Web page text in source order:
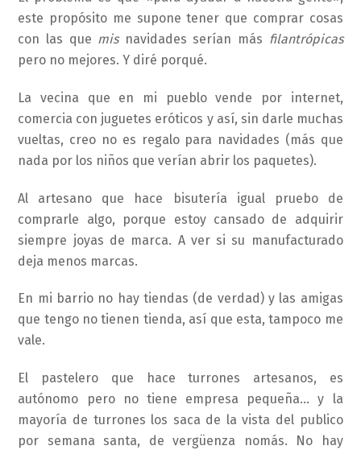
este propósito me supone tener que comprar cosas
con las que misnavidades serían más filantrópicas
pero no mejores. Y diré porqué.
La vecina que en mi pueblo vende por internet,
comercia con juguetes eróticos y así, sin darle muchas
vueltas, creo no es regalo para navidades (más que
nada por los niños que verían abrir los paquetes).
Al artesano que hace bisutería igual pruebo de
comprarle algo, porque estoy cansado de adquirir
siempre joyas de marca. A ver si su manufacturado
deja menos marcas.
En mi barrio no hay tiendas (de verdad) y las amigas
que tengo no tienen tienda, así que esta, tampoco me
vale.
El pastelero que hace turrones artesanos, es
autónomo pero no tiene empresa pequeña… y la
mayoría de turrones los saca de la vista del publico
por semana santa, de vergüenza nomás. No hay